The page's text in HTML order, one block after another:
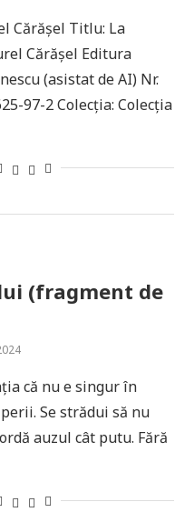
Cărășel Titlu: La
Cărășel Editura
(asistat de AI) Nr.
97-2 Colecţia: Colecţia
(fragment de
că nu e singur în
Se strădui să nu
auzul cât putu. Fără